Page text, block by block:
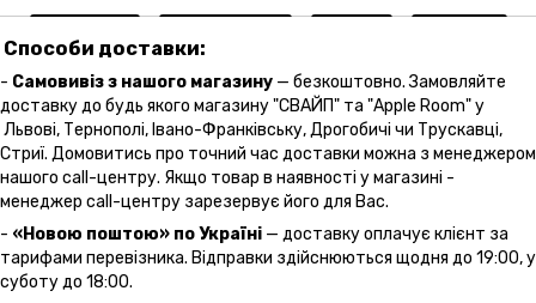
Способи доставки:
- Самовивіз з нашого магазину — безкоштовно. Замовляйте
доставку до будь якого магазину "СВАЙП" та "Apple Room" у
Львові, Тернополі, Івано-Франківську, Дрогобичі чи Трускавці,
Стриї. Домовитись про точний час доставки можна з менеджером
нашого call-центру. Якщо товар в наявності у магазині -
менеджер call-центру зарезервує його для Вас.
- «Новою поштою» по Україні — доставку оплачує клієнт за
тарифами перевізника. Відправки здійснюються щодня до 19:00, у
суботу до 18:00.